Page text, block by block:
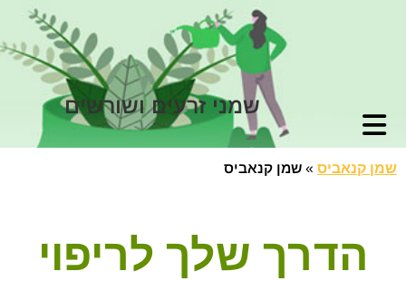
שמני זרעים ושורשים
שמן קנאביס » שמן קנאביס
הדרך שלך לריפוי